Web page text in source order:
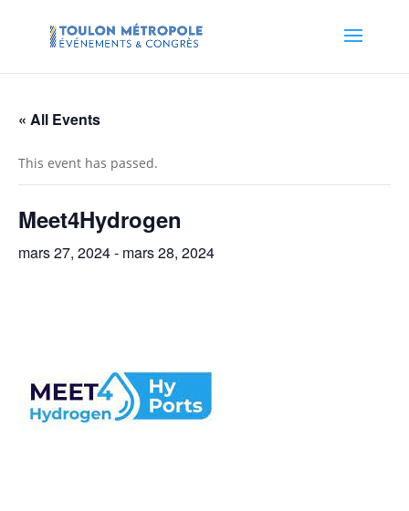
« All Events
This event has passed.
Meet4Hydrogen
mars 27, 2024- mars 28, 2024